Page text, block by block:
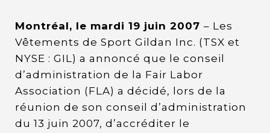
Montréal, le mardi 19 juin 2007 – Les
Vêtements de Sport Gildan Inc. (TSX et
NYSE : GIL) a annoncé que le conseil
d’administration de la Fair Labor
Association (FLA) a décidé, lors de la
réunion de son conseil d’administration
du 13 juin 2007, d’accréditer le